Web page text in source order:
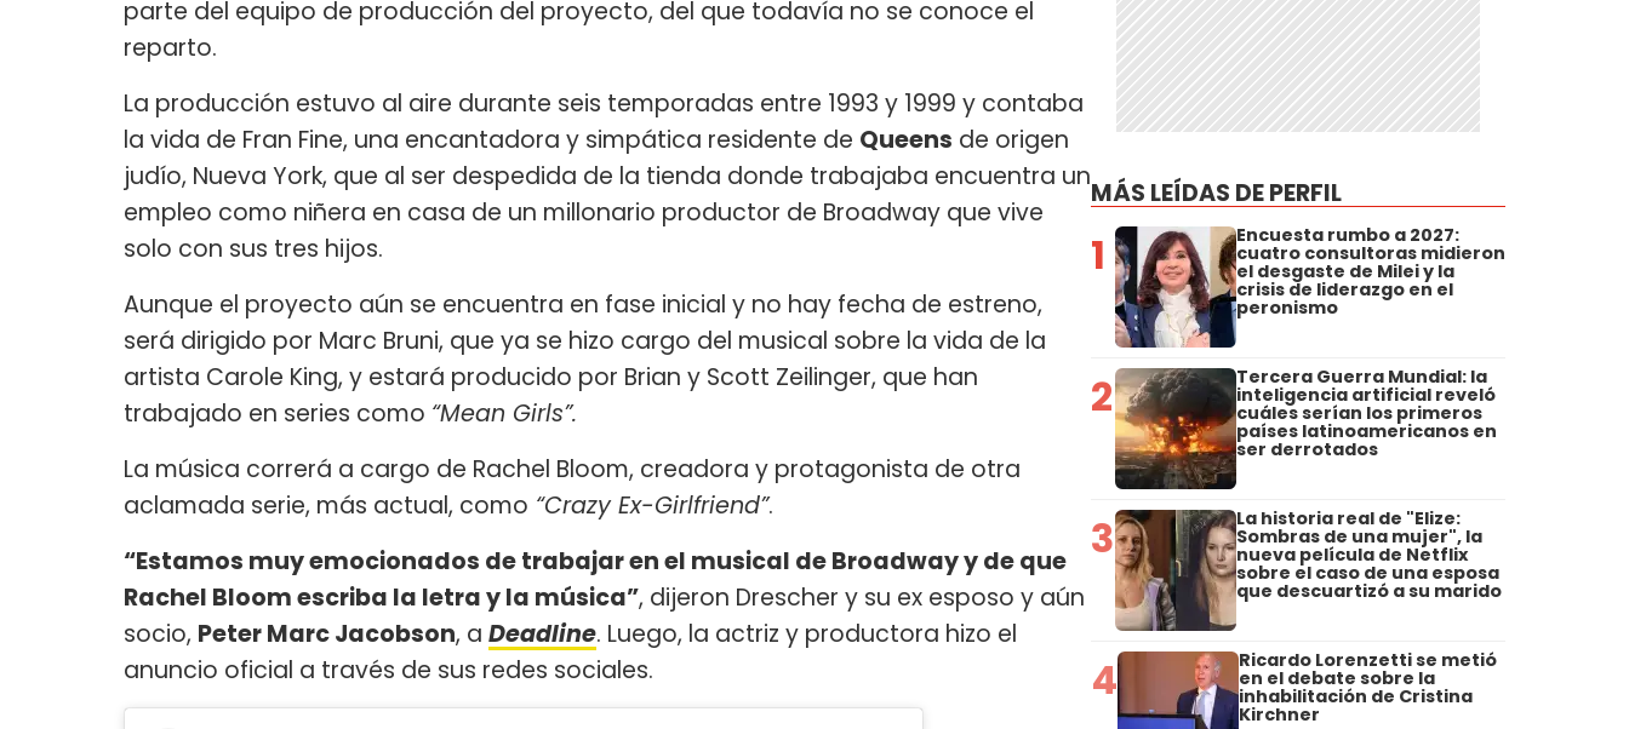
parte del equipo de producción del proyecto, del que todavía no se conoce el
reparto.
La producción estuvo al aire durante seis temporadas entre 1993 y 1999 y contaba
la vida de Fran Fine, una encantadora y simpática residente de Queens de origen
judío, Nueva York, que al ser despedida de la tienda donde trabajaba encuentra un
empleo como niñera en casa de un millonario productor de Broadway que vive
solo con sus tres hijos.
Aunque el proyecto aún se encuentra en fase inicial y no hay fecha de estreno,
será dirigido por Marc Bruni, que ya se hizo cargo del musical sobre la vida de la
artista Carole King, y estará producido por Brian y Scott Zeilinger, que han
trabajado en series como “Mean Girls”.
La música correrá a cargo de Rachel Bloom, creadora y protagonista de otra
aclamada serie, más actual, como “Crazy Ex-Girlfriend”.
“Estamos muy emocionados de trabajar en el musical de Broadway y de que
Rachel Bloom escriba la letra y la música”, dijeron Drescher y su ex esposo y aún
socio, Peter Marc Jacobson, a Deadline. Luego, la actriz y productora hizo el
anuncio oficial a través de sus redes sociales.
MÁS LEÍDAS DE PERFIL
1 Encuesta rumbo a 2027:
cuatro consultoras midieron
el desgaste de Milei y la
crisis de liderazgo en el
peronismo
2 Tercera Guerra Mundial: la
inteligencia artificial reveló
cuáles serían los primeros
países latinoamericanos en
ser derrotados
3 La historia real de "Elize:
Sombras de una mujer", la
nueva película de Netflix
sobre el caso de una esposa
que descuartizó a su marido
4 Ricardo Lorenzetti se metió
en el debate sobre la
inhabilitación de Cristina
Kirchner